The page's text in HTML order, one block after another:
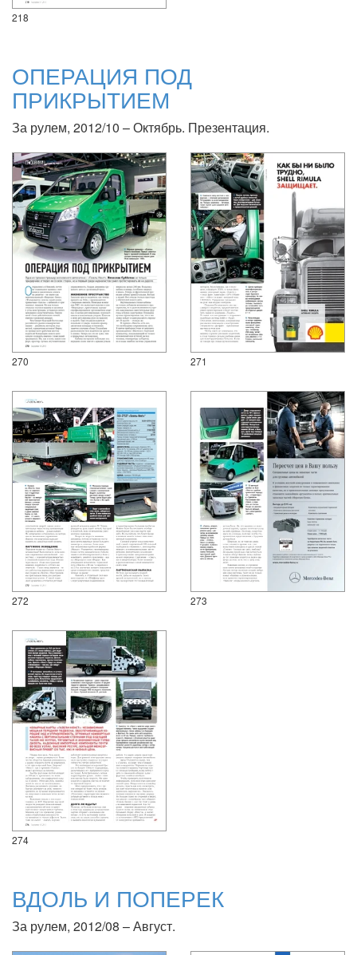
218
ОПЕРАЦИЯ ПОД
ПРИКРЫТИЕМ
За рулем, 2012/10 – Октябрь. Презентация.
270 271
272 273
274
ВДОЛЬ И ПОПЕРЕК
За рулем, 2012/08 – Август.